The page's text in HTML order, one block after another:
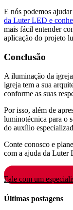
E nós podemos
da Luter LED e
mais fácil entender
aplicação do projeto
Conclusão
A iluminação da
igreja tem a sua
conforme as suas
Por isso, além de
luminotécnica para o
do auxílio
Conte conosco e
com a ajuda da Luter
Fale com um
Últimas postagens